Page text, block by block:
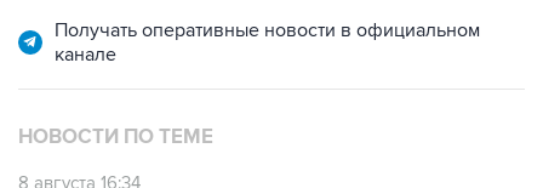
Получать оперативные новости в официальном
канале
НОВОСТИ ПО ТЕМЕ
8 августа 16:34